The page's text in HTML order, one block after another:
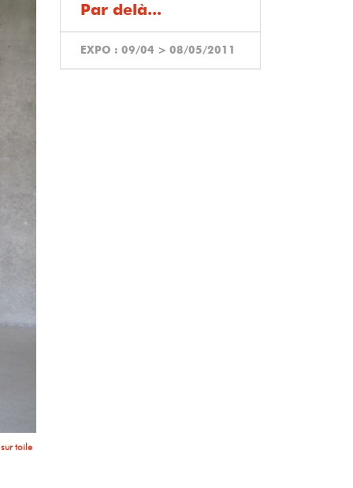
toile
Par delà...
EXPO : 09/04 > 08/05/2011